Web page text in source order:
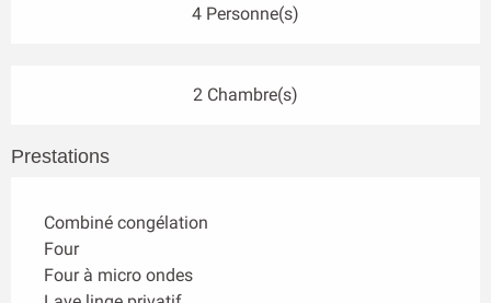
4 Personne(s)
2 Chambre(s)
Prestations
Combiné congélation
Four
Four à micro ondes